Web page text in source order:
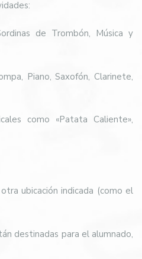
de Trombón, Música y
Piano, Saxofón, Clarinete,
como «Patata Caliente»,
ubicación indicada (como el
destinadas para el alumnado,